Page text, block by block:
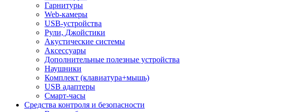
Гарнитуры
Web-камеры
USB-устройства
Рули, Джойстики
Акустические системы
Аксессуары
Дополнительные полезные устройства
Наушники
Комплект (клавиатура+мышь)
USB адаптеры
Смарт-часы
Средства контроля и безопасности